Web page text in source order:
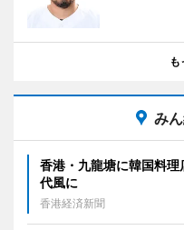
も
み
香港・九龍塘に韓国料
代風に
香港経済新聞